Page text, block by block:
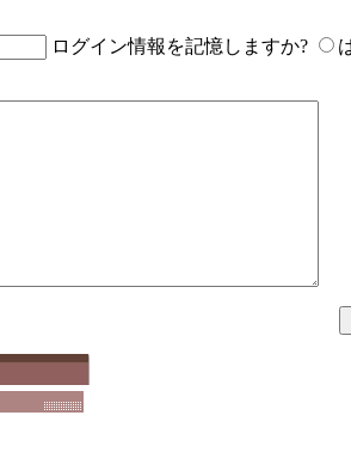
ログイン情報を記憶しますか?